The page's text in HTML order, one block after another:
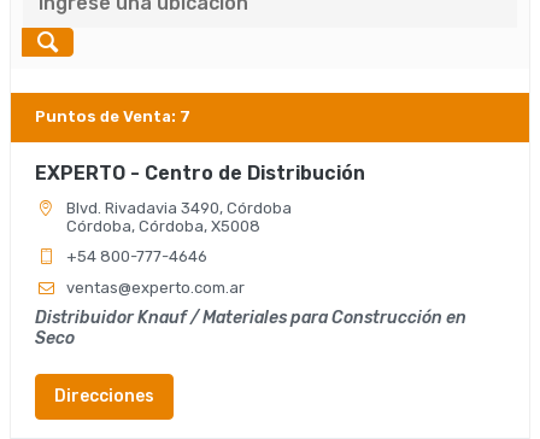
Puntos de Venta: 7
EXPERTO - Centro de Distribución
Blvd. Rivadavia 3490, Córdoba
Córdoba, Córdoba, X5008
+54 800-777-4646
ventas@experto.com.ar
Distribuidor Knauf / Materiales para Construcción en
Seco
Direcciones